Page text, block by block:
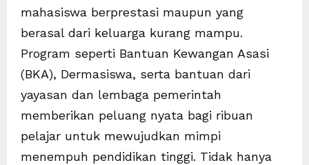
mahasiswa berprestasi maupun yang
berasal dari keluarga kurang mampu.
Program seperti Bantuan Kewangan Asasi
(BKA), Dermasiswa, serta bantuan dari
yayasan dan lembaga pemerintah
memberikan peluang nyata bagi ribuan
pelajar untuk mewujudkan mimpi
menempuh pendidikan tinggi. Tidak hanya